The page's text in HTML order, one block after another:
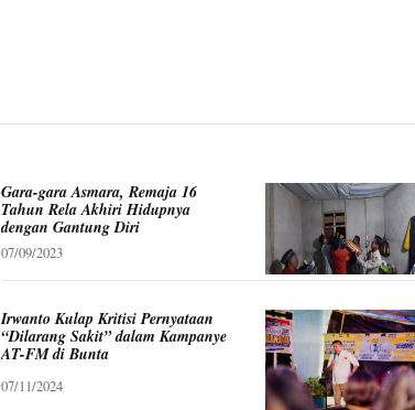
Gara-gara Asmara, Remaja 16
Tahun Rela Akhiri Hidupnya
dengan Gantung Diri
07/09/2023
Irwanto Kulap Kritisi Pernyataan
“Dilarang Sakit” dalam Kampanye
AT-FM di Bunta
07/11/2024